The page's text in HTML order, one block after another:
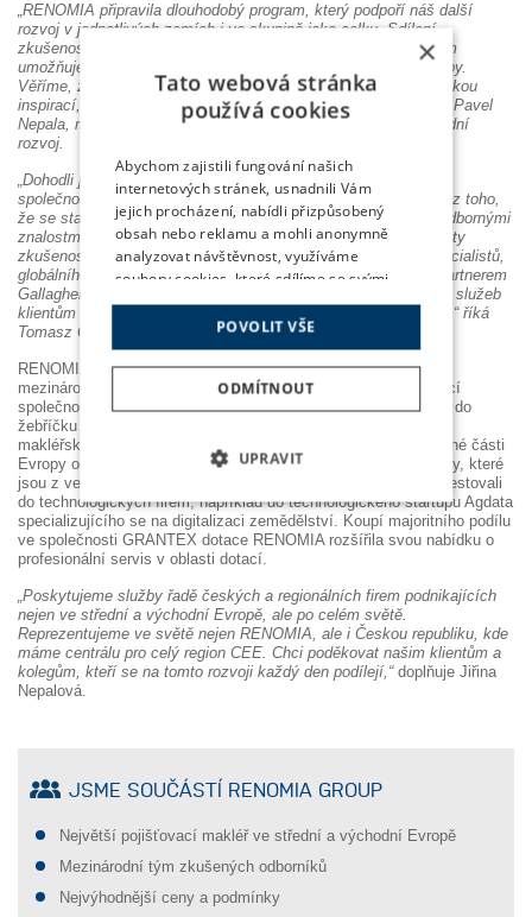
„RENOMIA připravila dlouhodobý program, který podpoří náš další
rozvoj v jednotlivých zemích i ve skupině jako celku. Sdílení
zkušeností, know-how a technologií s týmy napříč zeměmi nám
umožňuje poskytovat klientům stále lepší a komplexnější služby.
Věříme, že naše poslání, hodnoty a vize jsou pro naši práci velkou
inspirací, která nám pomáhá úspěšně se posouvat vpřed,“ říká Pavel
Nepala, managing partner RENOMIA zodpovědný za mezinárodní
rozvoj.
„Dohodli jsme se, že RENOMIA bude majoritním akcionářem
společnosti Alfa Brokers. Náš tým i naši klienti tak budou těžit z toho,
že se stanou součástí předního světového makléře s mnoha odbornými
znalostmi a zdroji, které budou spojeny s našimi více než 30 lety
zkušeností na polském trhu. Spojení našich talentovaných specialistů,
globálního měřítka a dosahu společnosti RENOMIA, která je partnerem
Gallagher, nám poskytuje výbornou platformu pro rozvoj našich služeb
klientům a umožňuje pokračování naší další cesty v budoucnu,“ říká
Tomasz Chojnowski, CEO Alfa Brokers.
RENOMIA je česká rodinná společnost s menšinovým
mezinárodním akcionářem, kterým je přední světová pojišťovací
společnost Gallagher založená v roce 1927 v Chicagu a patřící do
žebříčku US Fortune 500. RENOMIA přímo vlastní pojišťovací
makléřské společnosti v 11 zemích, a je tak lídrem ve významné části
Evropy od pobaltských zemí na severu až po jihoevropské státy, které
jsou z velké části členy EU. Akcionáři RENOMIA dále také investovali
do technologických firem, například do technologického startupu Agdata
specializujícího se na digitalizaci zemědělství. Koupí majoritního podílu
ve společnosti GRANTEX dotace RENOMIA rozšířila svou nabídku o
profesionální servis v oblasti dotací.
„Poskytujeme služby řadě českých a regionálních firem podnikajících
nejen ve střední a východní Evropě, ale po celém světě.
Reprezentujeme ve světě nejen RENOMIA, ale i Českou republiku, kde
máme centrálu pro celý region CEE. Chci poděkovat našim klientům a
kolegům, kteří se na tomto rozvoji každý den podílejí,“ doplňuje Jiřina
Nepalová.
JSME SOUČÁSTÍ RENOMIA GROUP
Největší pojišťovací makléř ve střední a východní Evropě
Mezinárodní tým zkušených odborníků
Nejvýhodnější ceny a podmínky
×
Tato webová stránka
používá cookies
Abychom zajistili fungování našich
internetových stránek, usnadnili Vám
jejich procházení, nabídli přizpůsobený
obsah nebo reklamu a mohli anonymně
analyzovat návštěvnost, využíváme
soubory cookies, které sdílíme se svými
partnery pro sociální média, inzerci a
analýzu. Některé typy cookies můžeme
využívat pouze s Vaším předchozím
souhlasem, který můžete udělit
zaškrtnutím políčka u příslušného druhu
cookies pod tlačítkem „Upravit“. Souhlas
udělit také jednoduše jedním kliknutím na
udělit souhlas s používáním žádného z
volitelných typů cookies, klikněte na
tlačítka „Upravit“ a „Odmítnout“, a my
funkční cookies, jejichž použití je nezbytné
pro chod této webové stránky. Nastavení
cookies můžete kdykoliv upravit v
záložce "Nastavení cookies / Změny
nastavení cookies" v zápatí našich
v našichZásadách ochrany osobních
údajůaZásadách používání souborů
základní funkčnost stránky, web bez nich
POVOLIT VŠE
ODMÍTNOUT
UPRAVIT
NEZBYTNĚ NUTNÉ SOUBORY
VÝKONOVÉ SOUBORY
SOUBORY CÍLENÍ
FUNKČNÍ SOUBORY
Nezbytně nutné soubory
Funkční soubory
Nezbytně nutné soubory cookie umožňují